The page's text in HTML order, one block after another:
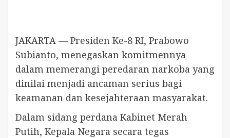
JAKARTA — Presiden Ke-8 RI, Prabowo
Subianto, menegaskan komitmennya
dalam memerangi peredaran narkoba yang
dinilai menjadi ancaman serius bagi
keamanan dan kesejahteraan masyarakat.
Dalam sidang perdana Kabinet Merah
Putih, Kepala Negara secara tegas